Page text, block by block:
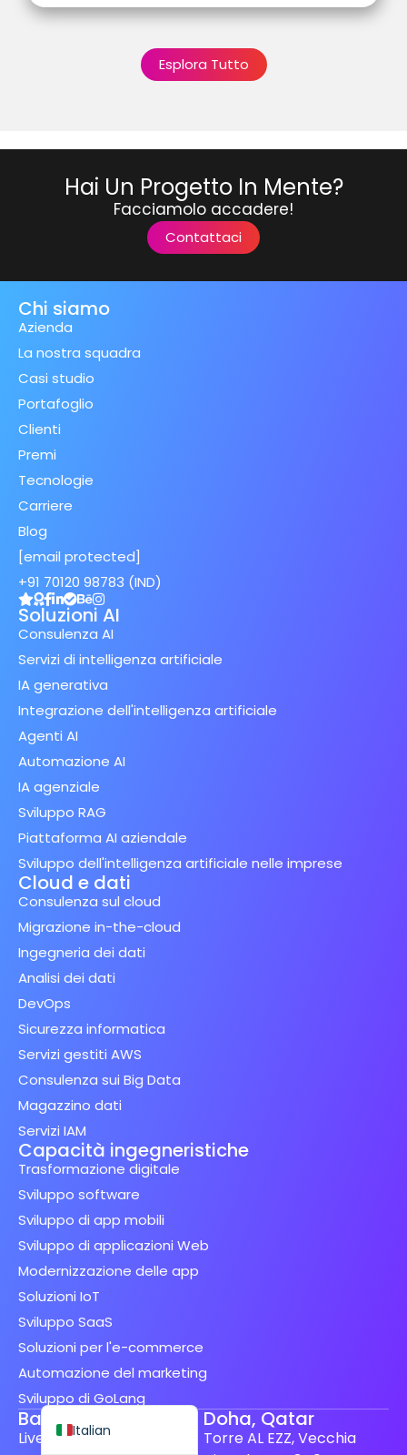
Esplora Tutto
Hai Un Progetto In Mente?
Facciamolo accadere!
Contattaci
Chi siamo
Azienda
La nostra squadra
Casi studio
Portafoglio
Clienti
Premi
Tecnologie
Carriere
Blog
[email protected]
+91 70120 98783 (IND)
Soluzioni AI
Consulenza AI
Servizi di intelligenza artificiale
IA generativa
Integrazione dell'intelligenza artificiale
Agenti AI
Automazione AI
IA agenziale
Sviluppo RAG
Piattaforma AI aziendale
Sviluppo dell'intelligenza artificiale nelle imprese
Cloud e dati
Consulenza sul cloud
Migrazione in-the-cloud
Ingegneria dei dati
Analisi dei dati
DevOps
Sicurezza informatica
Servizi gestiti AWS
Consulenza sui Big Data
Magazzino dati
Servizi IAM
Capacità ingegneristiche
Trasformazione digitale
Sviluppo software
Sviluppo di app mobili
Sviluppo di applicazioni Web
Modernizzazione delle app
Soluzioni IoT
Sviluppo SaaS
Soluzioni per l'e-commerce
Automazione del marketing
Sviluppo di GoLang
Bangalore, India
Livello 8, Cessna Business
Doha, Qatar
Torre AL EZZ, Vecchia
Italian
English
Spanish (Mexico)
French
Japanese
Dutch
Swedish
Finnish
Spanish (Spain)